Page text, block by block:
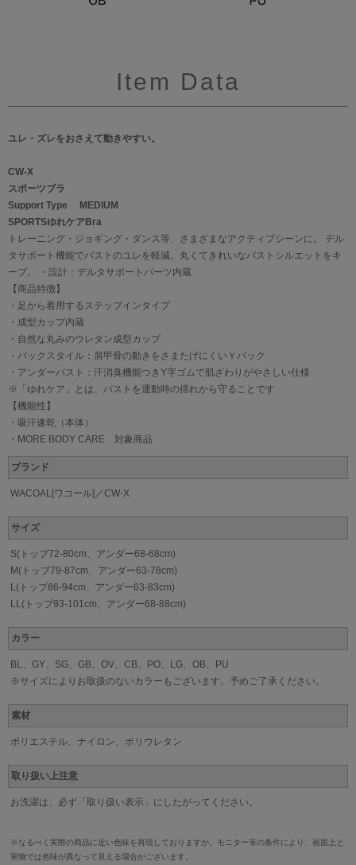
Item Data
ユレ・ズレをおさえて動きやすい。
CW-X
スポーツブラ
Support Type MEDIUM
SPORTSゆれケアBra
トレーニング・ジョギング・ダンス等、さまざまなアクティブシーンに。 デル
タサポート機能でバストのユレを軽減。丸くてきれいなバストシルエットをキ
ープ。 ・設計：デルタサポートパーツ内蔵
【商品特徴】
・足から着用するステップインタイプ
・成型カップ内蔵
・自然な丸みのウレタン成型カップ
・バックスタイル：肩甲骨の動きをさまたげにくいＹバック
・アンダーバスト：汗消臭機能つきY字ゴムで肌ざわりがやさしい仕様
※「ゆれケア」とは、バストを運動時の揺れから守ることです
【機能性】
・吸汗速乾（本体）
・MORE BODY CARE 対象商品
ブランド
WACOAL[ワコール]／CW-X
サイズ
S(トップ72-80cm、アンダー68-68cm)
M(トップ79-87cm、アンダー63-78cm)
L(トップ86-94cm、アンダー63-83cm)
LL(トップ93-101cm、アンダー68-88cm)
カラー
BL、GY、SG、GB、OV、CB、PO、LG、OB、PU
※サイズによりお取扱のないカラーもございます。予めご了承ください。
素材
ポリエステル、ナイロン、ポリウレタン
取り扱い上注意
お洗濯は、必ず「取り扱い表示」にしたがってください。
※なるべく実際の商品に近い色味を再現しておりますが、モニター等の条件により、画面上と
実物では色味が異なって見える場合がございます。